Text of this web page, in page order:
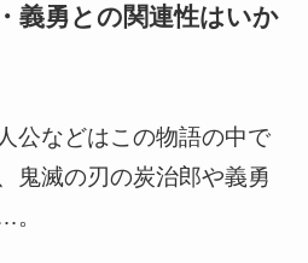
義勇との関連性はいか
公などはこの物語の中で
鬼滅の刃の炭治郎や義勇
。